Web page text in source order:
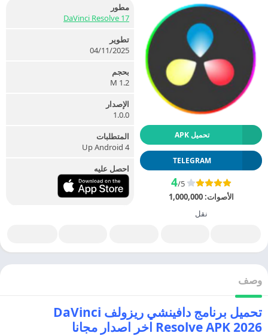
تحميل APK
TELEGRAM
4/5
الأصوات:1,000,000
نقل
مطور
DaVinci Resolve 17
تطوير
04/11/2025
بحجم
1.2 M
الإصدار
1.0.0
المتطلبات
Up Android 4
احصل عليه
وصف
تحميل برنامج دافينشي ريزولف DaVinci
Resolve APK 2026 اخر اصدار مجانا